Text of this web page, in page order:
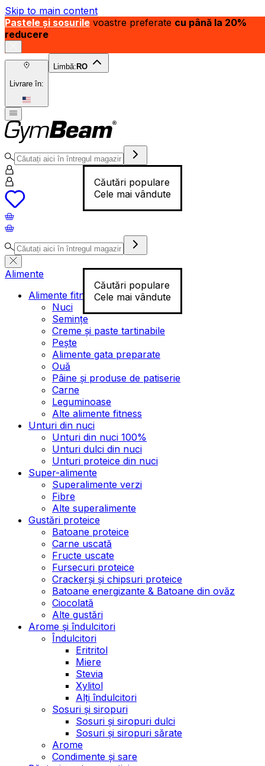
Skip to main content
Pastele și sosurile voastre preferate cu până la 20%
reducere
Livrare în:
Limbă: RO
Căutări populare
Cele mai vândute
Căutări populare
Cele mai vândute
Alimente
Alimente fitness
Nuci
Semințe
Creme și paste tartinabile
Pește
Alimente gata preparate
Ouă
Pâine și produse de patiserie
Carne
Leguminoase
Alte alimente fitness
Unturi din nuci
Unturi din nuci 100%
Unturi dulci din nuci
Unturi proteice din nuci
Super-alimente
Superalimente verzi
Fibre
Alte superalimente
Gustări proteice
Batoane proteice
Carne uscată
Fructe uscate
Fursecuri proteice
Crackerși și chipsuri proteice
Batoane energizante & Batoane din ovăz
Ciocolată
Alte gustări
Arome și îndulcitori
Îndulcitori
Eritritol
Miere
Stevia
Xylitol
Alți îndulcitori
Sosuri și siropuri
Sosuri și siropuri dulci
Sosuri și siropuri sărate
Arome
Condimente și sare